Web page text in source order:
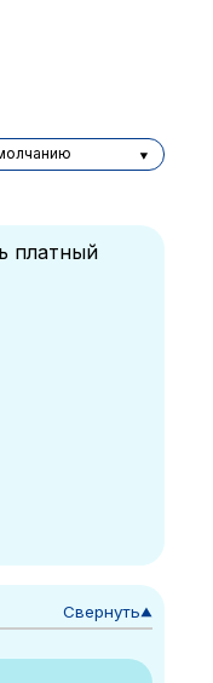
платный
Свернуть▼